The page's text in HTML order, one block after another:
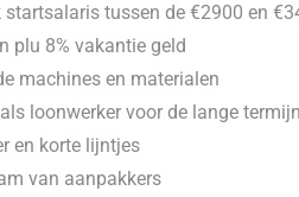
startsalaris tussen de €2900 en
plu 8% vakantie geld
machines en materialen
loonwerker voor de lange termijn
en korte lijntjes
van aanpakkers